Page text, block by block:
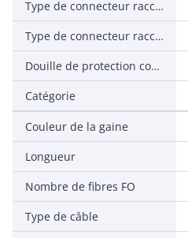
Type de connecteur raccordement 1
Type de connecteur raccordement 2
Douille de protection contre le ployage
Catégorie
Couleur de la gaine
Longueur
Nombre de fibres FO
Type de câble